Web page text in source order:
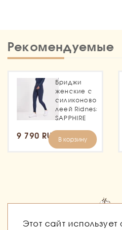
Рекомендуемые
Бриджи
женские с
силиконовой
леей Ridness
SAPPHIRE
9 790 RUB В корзину
Этот сайт